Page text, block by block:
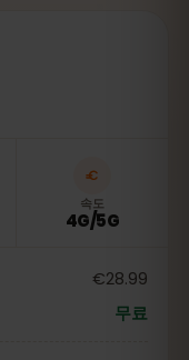
속도
4G/5G
€28.99
무료